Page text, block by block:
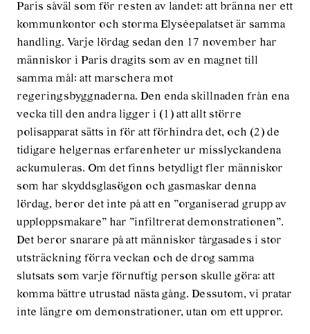
Paris såväl som för resten av landet: att bränna ner ett
kommunkontor och storma Elyséepalatset är samma
handling. Varje lördag sedan den 17 november har
människor i Paris dragits som av en magnet till
samma mål: att marschera mot
regeringsbyggnaderna. Den enda skillnaden från ena
vecka till den andra ligger i (1) att allt större
polisapparat sätts in för att förhindra det, och (2) de
tidigare helgernas erfarenheter ur misslyckandena
ackumuleras. Om det finns betydligt fler människor
som har skyddsglasögon och gasmaskar denna
lördag, beror det inte på att en ”organiserad grupp av
upploppsmakare” har ”infiltrerat demonstrationen”.
Det beror snarare på att människor tårgasades i stor
utsträckning förra veckan och de drog samma
slutsats som varje förnuftig person skulle göra: att
komma bättre utrustad nästa gång. Dessutom, vi pratar
inte längre om demonstrationer, utan om ett uppror.